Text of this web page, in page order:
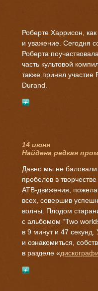
Роберте Харрисон,
и уважение. Сегодня
Роберта
часть культовой
также принял
Durand.
14 июня
Найдена редкая
Давно мы не баловали
пробелов в
ATB-движения,
всех, совершив
волны. Плодом
с альбомом “Two
в 9 минут и 47
и ознакомиться,
в разделе «